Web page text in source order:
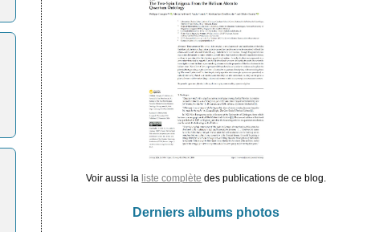
Voir aussi la liste complète des publications de ce blog.
Derniers albums photos